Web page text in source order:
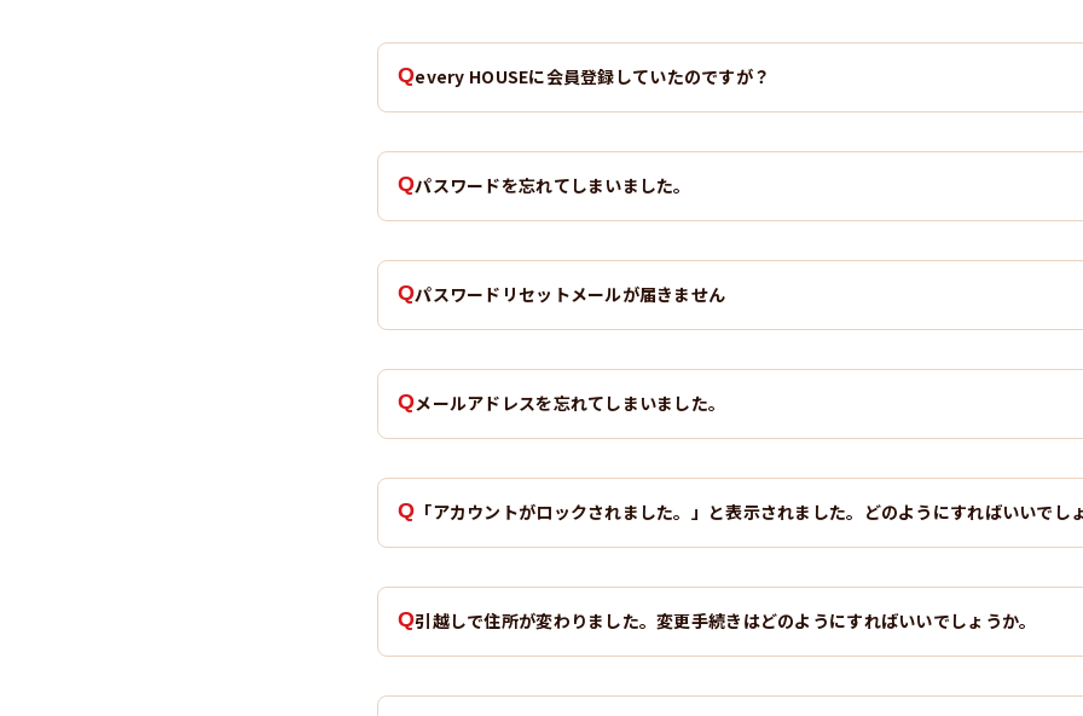
every HOUSEに会員登録していたのですが？
パスワードを忘れてしまいました。
パスワードリセットメールが届きません
メールアドレスを忘れてしまいました。
「アカウントがロックされました。」と表示されました。どのようにすればいいでし
引越しで住所が変わりました。変更手続きはどのようにすればいいでしょうか。